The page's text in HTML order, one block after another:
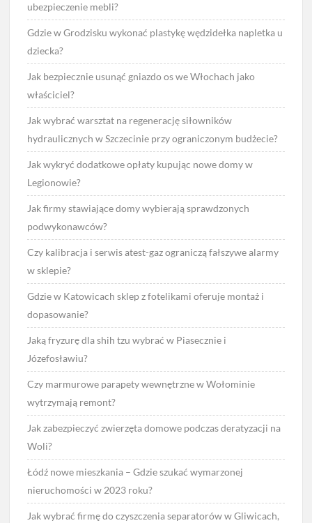
ubezpieczenie mebli?
Gdzie w Grodzisku wykonać plastykę wędzidełka napletka u
dziecka?
Jak bezpiecznie usunąć gniazdo os we Włochach jako
właściciel?
Jak wybrać warsztat na regenerację siłowników
hydraulicznych w Szczecinie przy ograniczonym budżecie?
Jak wykryć dodatkowe opłaty kupując nowe domy w
Legionowie?
Jak firmy stawiające domy wybierają sprawdzonych
podwykonawców?
Czy kalibracja i serwis atest-gaz ograniczą fałszywe alarmy
w sklepie?
Gdzie w Katowicach sklep z fotelikami oferuje montaż i
dopasowanie?
Jaką fryzurę dla shih tzu wybrać w Piasecznie i
Józefosławiu?
Czy marmurowe parapety wewnętrzne w Wołominie
wytrzymają remont?
Jak zabezpieczyć zwierzęta domowe podczas deratyzacji na
Woli?
Łódź nowe mieszkania – Gdzie szukać wymarzonej
nieruchomości w 2023 roku?
Jak wybrać firmę do czyszczenia separatorów w Gliwicach,